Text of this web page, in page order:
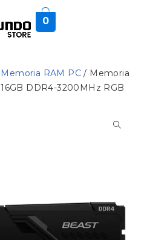
0
Memoria RAM PC / Memoria
DDR4-3200MHz RGB